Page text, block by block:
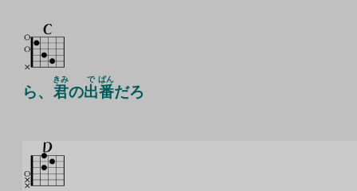
ら、 君
きみ
の出
で
番
ばん
だろ